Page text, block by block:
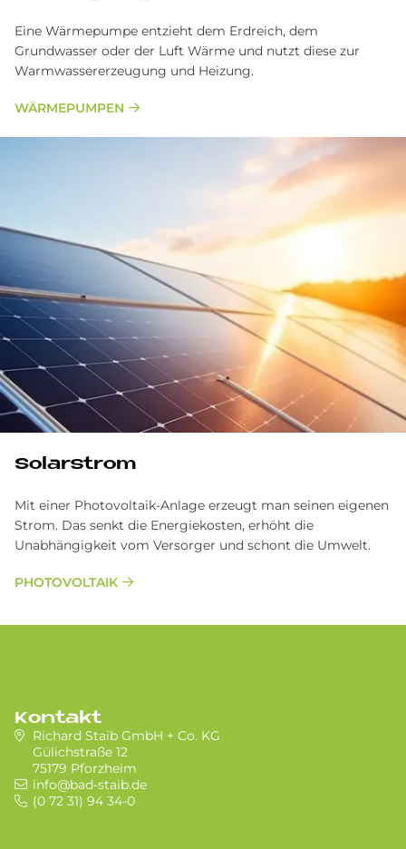
Eine Wärmepumpe entzieht dem Erdreich, dem
Grundwasser oder der Luft Wärme und nutzt diese zur
Warmwassererzeugung und Heizung.
WÄRMEPUMPEN
Solarstrom
Mit einer Photovoltaik-Anlage erzeugt man seinen eigenen
Strom. Das senkt die Energiekosten, erhöht die
Unabhängigkeit vom Versorger und schont die Umwelt.
PHOTOVOLTAIK
Kontakt
Richard Staib GmbH + Co. KG
Gülichstraße 12
75179 Pforzheim
info@bad-staib.de
(0 72 31) 94 34-0